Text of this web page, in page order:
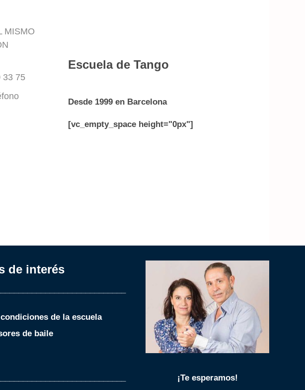
MISMO
33 75
Escuela de Tango
Desde 1999 en Barcelona
[vc_empty_space height="0px"]
de interés
de la escuela
de baile
¡Te esperamos!